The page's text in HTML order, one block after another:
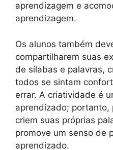
aprendizagem e
aprendizagem.
Os alunos também
compartilharem suas
de sílabas e palavras,
todos se sintam
errar. A criatividade é
aprendizado; portanto,
criem suas próprias
promove um senso de
aprendizado.